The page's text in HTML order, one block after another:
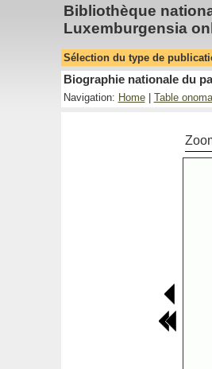
Bibliothèque
Luxemburgensia
Sélection du type de
Biographie nationale du
Navigation: Home| Table